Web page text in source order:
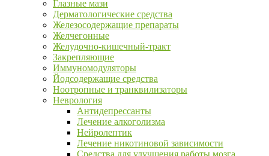
Глазные мази
Дерматологические средства
Железосодержащие препараты
Желчегонные
Желудочно-кишечный-тракт
Закрепляющие
Иммуномодуляторы
Йодсодержащие средства
Ноотропные и транквилизаторы
Неврология
Антидепрессанты
Лечение алкоголизма
Нейролептик
Лечение никотиновой зависимости